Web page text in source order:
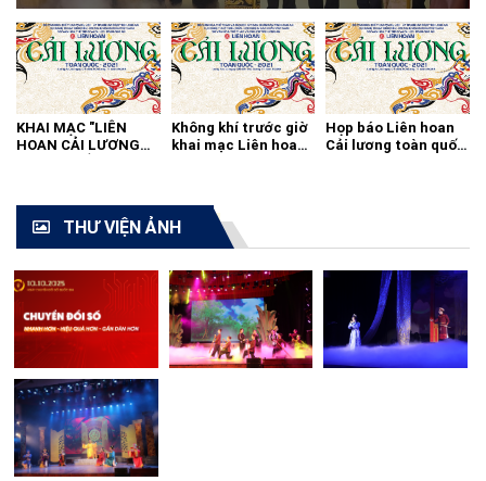
KHAI MẠC "LIÊN
HOAN CẢI LƯƠNG
Không khí trước giờ
khai mạc Liên hoan
Họp báo Liên hoan
Cải lương toàn quốc
THƯ VIỆN ẢNH